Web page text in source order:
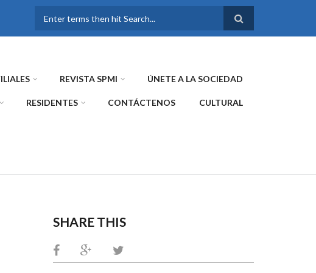
FORMULARIO DE
REVISTA SPMI ÚNETE A LA SOCIEDAD
RESIDENTES CONTÁCTENOS CULTURAL
SHARE THIS